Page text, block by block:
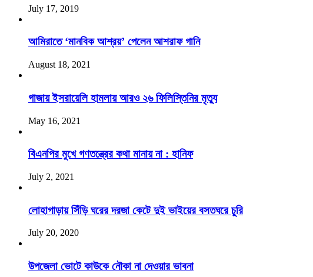
July 17, 2019
আমিরাতে ‘মানবিক আশ্রয়’ পেলেন আশরাফ গানি
August 18, 2021
গাজায় ইসরায়েলি হামলায় আরও ২৬ ফিলিস্তিনির মৃত্যু
May 16, 2021
বিএনপির মুখে গণতন্ত্রের কথা মানায় না : হানিফ
July 2, 2021
লোহাগাড়ায় সিঁড়ি ঘরের দরজা কেটে দুই ভাইয়ের বসতঘরে চুরি
July 20, 2020
উপজেলা ভোটে কাউকে নৌকা না দেওয়ার ভাবনা